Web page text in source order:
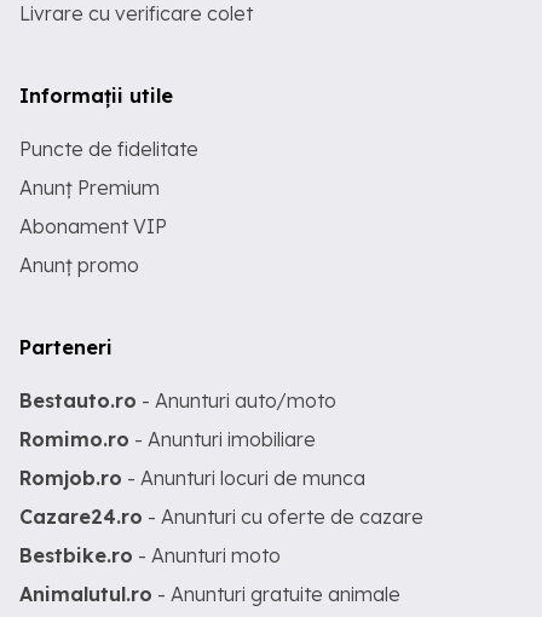
Livrare cu verificare colet
Informații utile
Puncte de fidelitate
Anunț Premium
Abonament VIP
Anunț promo
Parteneri
Bestauto.ro - Anunturi auto/moto
Romimo.ro - Anunturi imobiliare
Romjob.ro - Anunturi locuri de munca
Cazare24.ro - Anunturi cu oferte de cazare
Bestbike.ro - Anunturi moto
Animalutul.ro - Anunturi gratuite animale